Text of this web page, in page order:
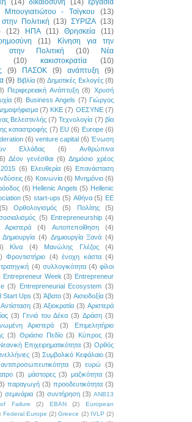
Μπουγιατιώτου - Τσίγκου
(13)
Πολιτική (13) ΣΥΡΙΖΑ (13)
(12) ΗΠΑ (11) Θρησκεία
(11)
(11)
Κίνηση για την
στην Πολιτική
(10)
Νέα
(10) κακιστοκρατία
(10)
(9) ΠΑΣΟΚ (9) ανάπτυξη
(9)
(9) Βιβλία (8) Δημοτικές Εκλογές (8)
Περιφερειακή Ανάπτυξη (8) Χρυσή
(8) Business Angels (7) Γιώργος
(7) ΚΚΕ (7) ΟΕΣΥΝΕ (7)
Βελεστινλής (7) Τεχνολογία (7) βία
καταστροφής (7) EU (6) Europe (6)
(6) venture capital (6) Ένωση
Ελλάδας
(6)
Ανθρώπινα
Δέον γενέσθαι (6) Δημόσιο χρέος
(6) Ελευθερία (6) Επανάσταση
(6) Κοινωνία (6) Μνημόνιο (6)
(6) Hellenic Angels (5) Hellenic
(5) start-ups (5) Αθήνα (5) ΕΕ
(5) Ορθολογισμός (5) Πολίτης
(5)
(5) Entrepreneurship (4)
Αριστερά (4) Αυτοπεποίθηση
(4)
Δημιουργία (4) Δημιουργία Ξανά (4)
Κίνα (4) Μανώλης Γλέζος
(4)
Φροντιστήριο (4) ένοχη κάστα (4)
(4) συλλογικότητα (4) φίλοι
Entrepreneur Week (3) Entrepreneur
(3) Entrepreneurial Ecosystem (3)
Start Ups (3) Άβατο (3) Αισιοδοξία (3)
Αντίσταση (3) Αξιοκρατία (3) Αριστερά
(3) Γενιά του Δέκα (3) Δράση (3)
Αριστερά (3)
Επιμελητήριο
(3) Θριάσιο Πεδίο (3) Κύπρος (3)
Επιχειρηματικότητα (3) Ορθός
(3) Συμβολικό Κεφάλαιο (3)
αντιπροσωπευτικότητα (3) ευρώ
(3)
(3) μάστορες (3) μαζικότητα (3)
παραγωγή (3) προοδευτικότητα (3)
σεμινάρια (3) συντήρηση (3) ANB13
Failure (2) EBAN (2)
European
Federal Europe (2) Greece (2) IVLP (2)